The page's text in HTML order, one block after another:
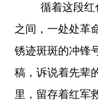
循着这段红
之间，一处处革
锈迹斑斑的冲锋
稿，诉说着先辈
里，留存着红军